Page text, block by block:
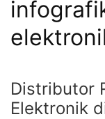
Distributor
Elektronik